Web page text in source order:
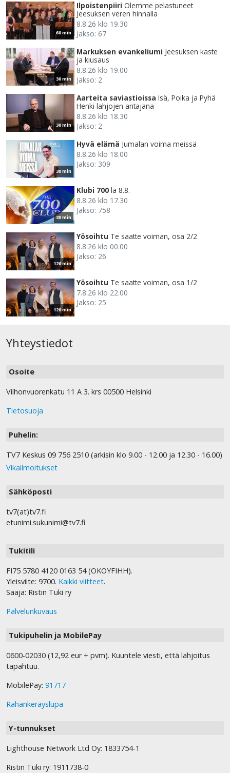
60 min
Ilpoistenpiiri Olemme pelastuneet
Jeesuksen veren hinnalla
8.8.26 klo 19.30
Jakso: 67
30 min
Markuksen evankeliumi Jeesuksen kaste
ja kiusaus
8.8.26 klo 19.00
Jakso: 2
30 min
Aarteita saviastioissa Isä, Poika ja Pyhä
Henki lahjojen antajana
8.8.26 klo 18.30
Jakso: 2
30 min
Hyvä elämä Jumalan voima meissä
8.8.26 klo 18.00
Jakso: 309
30 min
Klubi 700 la 8.8.
8.8.26 klo 17.30
Jakso: 758
120 min
Yösoihtu Te saatte voiman, osa 2/2
8.8.26 klo 00.00
Jakso: 26
120 min
Yösoihtu Te saatte voiman, osa 1/2
7.8.26 klo 22.00
Jakso: 25
Yhteystiedot
Osoite
Vilhonvuorenkatu 11 A 3. krs 00500 Helsinki
Tietosuoja
Puhelin:
TV7 Keskus 09 756 2510 (arkisin klo 9.00 - 12.00 ja 12.30 - 16.00)
Vikailmoitukset
Sähköposti
tv7(at)tv7.fi
etunimi.sukunimi@tv7.fi
Tukitili
FI75 5780 4120 0163 54 (OKOYFIHH).
Yleisviite: 9700. Kaikki viitteet.
Saaja: Ristin Tuki ry
Palvelunkuvaus
Tukipuhelin ja MobilePay
0600-02030 (12,92 eur + pvm). Kuuntele viesti, että lahjoitus
tapahtuu.
MobilePay: 91717
Rahankeräyslupa
Y-tunnukset
Lighthouse Network Ltd Oy: 1833754-1
Ristin Tuki ry: 1911738-0